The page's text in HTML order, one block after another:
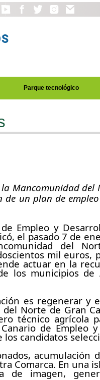
Parque tecnológico
Mancomunidad del
un plan de
Empleo y
el pasado 7 de
del
mil euros,
actuar en la
los municipios de
es regenerar y
Norte de Gran
técnico agrícola
de Empleo
candidatos
acumulación
Comarca. En una
de imagen,